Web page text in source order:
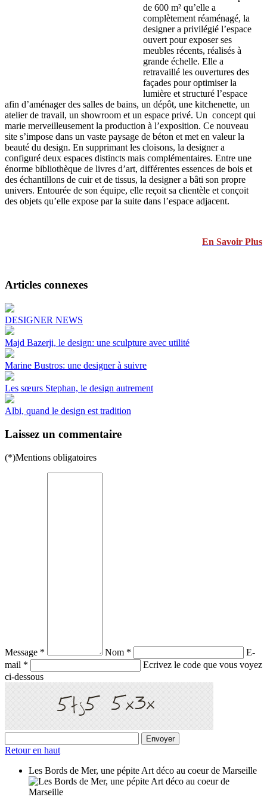
de 600 m² qu’elle a
complètement réaménagé, la
designer a privilégié l’espace
ouvert pour exposer ses
meubles récents, réalisés à
grande échelle. Elle a
retravaillé les ouvertures des
façades pour optimiser la
lumière et structuré l’espace
afin d’aménager des salles de bains, un dépôt, une kitchenette, un
atelier de travail, un showroom et un espace privé. Un concept qui
marie merveilleusement la production à l’exposition. Ce nouveau
site s’impose dans un vaste paysage de béton et met en valeur la
beauté du design. En supprimant les cloisons, la designer a
configuré deux espaces distincts mais complémentaires. Entre une
énorme bibliothèque de livres d’art, différentes essences de bois et
des échantillons de cuir et de tissus, la designer a bâti son propre
univers. Entourée de son équipe, elle reçoit sa clientèle et conçoit
des objets qu’elle expose par la suite dans l’espace adjacent.
En Savoir Plus
Articles connexes
DESIGNER NEWS
Majd Bazerji, le design: une sculpture avec utilité
Marine Bustros: une designer à suivre
Les sœurs Stephan, le design autrement
Albi, quand le design est tradition
Laissez un commentaire
(*)Mentions obligatoires
Message * Nom *
E-
mail *
Ecrivez le code que vous voyez
ci-dessous
Retour en haut
Les Bords de Mer, une pépite Art déco au coeur de Marseille